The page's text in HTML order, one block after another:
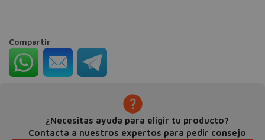
Compartir
¿Necesitas ayuda para eligir tu producto?
Contacta a nuestros expertos para pedir consejo